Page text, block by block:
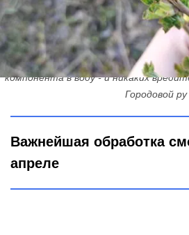
При появлении молодых листьев
компонента в воду - и никаких
Городовой ру
Важнейшая обработка
апреле